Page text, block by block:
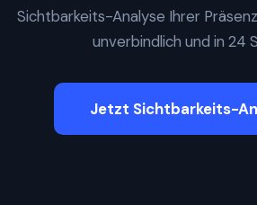
Sichtbarkeits-Analyse Ihrer
unverbindlich und in 24
Jetzt Sichtbarkeits-